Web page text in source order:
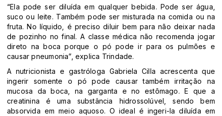
“Ela pode ser diluída em qualquer bebida. Pode ser água,
suco ou leite. Também pode ser misturada na comida ou na
fruta. No líquido, é preciso diluir bem para não deixar nada
de pozinho no final. A classe médica não recomenda jogar
direto na boca porque o pó pode ir para os pulmões e
causar pneumonia”, explica Trindade.
A nutricionista e gastróloga Gabriela Cilla acrescenta que
ingerir somente o pó pode causar também irritação na
mucosa da boca, na garganta e no estômago. E que a
creatinina é uma substância hidrossolúvel, sendo bem
absorvida em meio aquoso. O ideal é ingeri-la diluída em